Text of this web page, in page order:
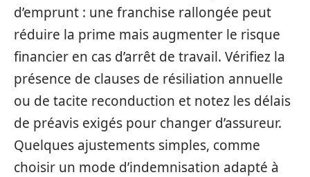
d’emprunt : une franchise rallongée peut
réduire la prime mais augmenter le risque
financier en cas d’arrêt de travail. Vérifiez la
présence de clauses de résiliation annuelle
ou de tacite reconduction et notez les délais
de préavis exigés pour changer d’assureur.
Quelques ajustements simples, comme
choisir un mode d’indemnisation adapté à